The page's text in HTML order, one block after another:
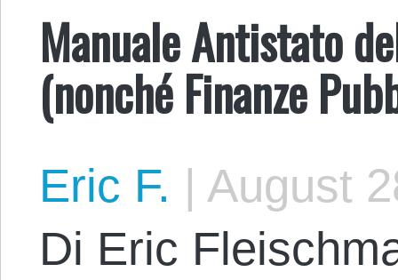
Manuale Antistato
(nonché Finanze
Eric F. | August
Di Eric